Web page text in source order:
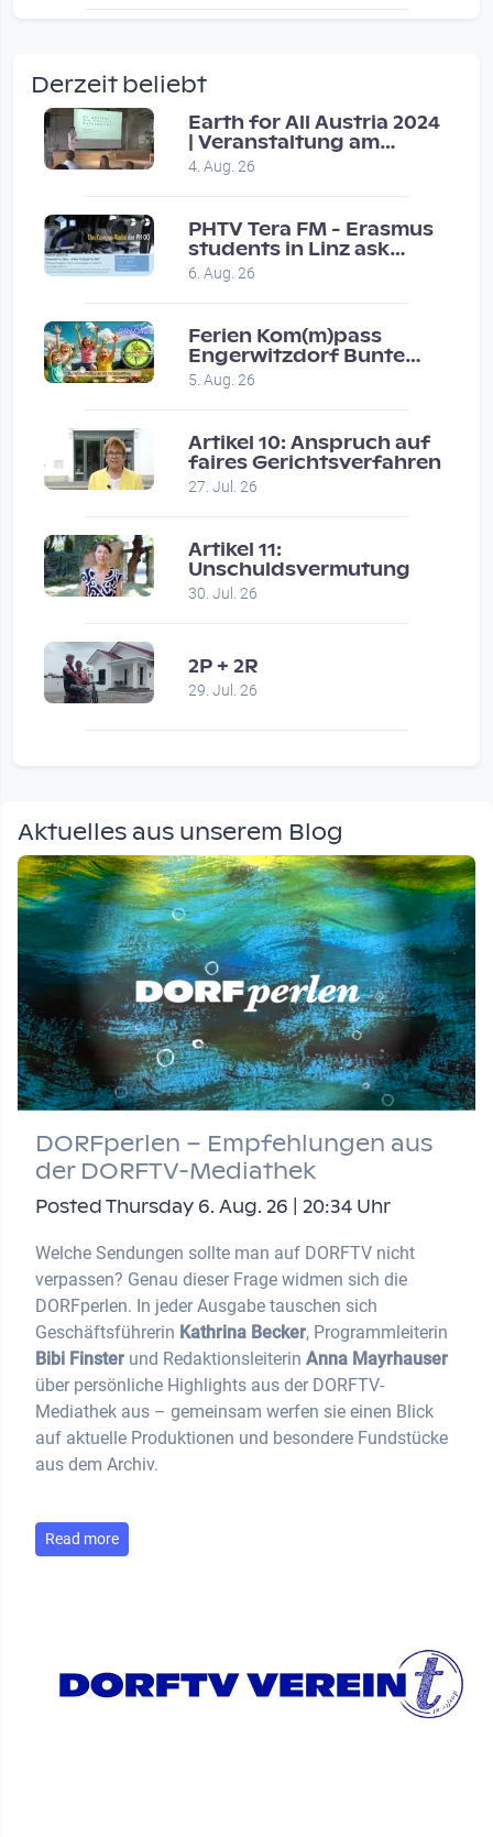
Vor 2 weeks 4 days
Coole Sendung, tolle…
Vor 1 month 2 weeks
Eure Show war super :-)…
Vor 1 month 2 weeks
Derzeit beliebt
Earth for All Austria 2024
| Veranstaltung am
8.7.2024
4. Aug. 26
PHTV Tera FM - Erasmus
students in Linz ask
people on road for
recommendations
6. Aug. 26
Ferien Kom(m)pass
Engerwitzdorf Bunte
Hundestunde
5. Aug. 26
Artikel 10: Anspruch auf
faires Gerichtsverfahren
27. Jul. 26
Artikel 11:
Unschuldsvermutung
30. Jul. 26
2P + 2R
29. Jul. 26
Aktuelles aus unserem Blog
DORFperlen – Empfehlungen aus
der DORFTV-Mediathek
Posted Thursday 6. Aug. 26 | 20:34 Uhr
Welche Sendungen sollte man auf DORFTV nicht
verpassen? Genau dieser Frage widmen sich die
DORFperlen. In jeder Ausgabe tauschen sich
Geschäftsführerin Kathrina Becker, Programmleiterin
Bibi Finster und Redaktionsleiterin Anna Mayrhauser
über persönliche Highlights aus der DORFTV-
Mediathek aus – gemeinsam werfen sie einen Blick
auf aktuelle Produktionen und besondere Fundstücke
aus dem Archiv.
Read more